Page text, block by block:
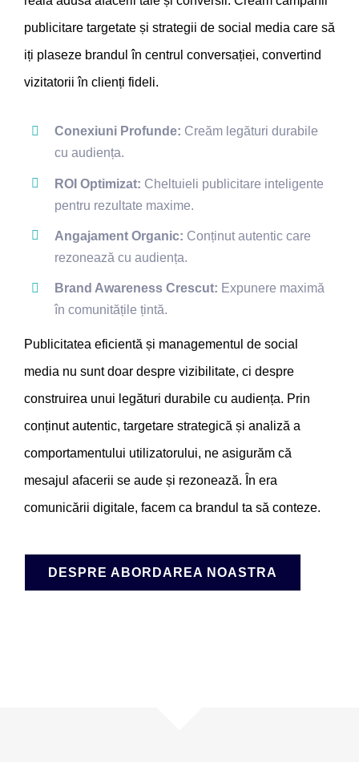
publicitare targetate și strategii de social media care să
iți plaseze brandul în centrul conversației, convertind
vizitatorii în clienți fideli.
Conexiuni Profunde: Creăm legături durabile
cu audiența.
ROI Optimizat: Cheltuieli publicitare inteligente
pentru rezultate maxime.
Angajament Organic: Conținut autentic care
rezonează cu audiența.
Brand Awareness Crescut: Expunere maximă
în comunitățile țintă.
Publicitatea eficientă și managementul de social
media nu sunt doar despre vizibilitate, ci despre
construirea unui legături durabile cu audiența. Prin
conținut autentic, targetare strategică și analiză a
comportamentului utilizatorului, ne asigurăm că
mesajul afacerii se aude și rezonează. În era
comunicării digitale, facem ca brandul ta să conteze.
DESPRE ABORDAREA NOASTRA